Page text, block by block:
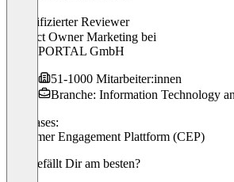
Verifizierter Reviewer
Product Owner Marketing bei
4ALLPORTAL GmbH
51-1000 Mitarbeiter:innen
Branche: Information Technology
Use cases:
Customer Engagement Plattform (CEP)
Was gefällt Dir am besten?